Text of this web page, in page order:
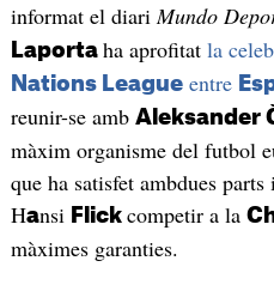
informat el diariMundo
Laporta ha aprofitat la
Nations Leagueentre
reunir-se amb Aleksander
màxim organisme del futbol
que ha satisfet ambdues
Hansi Flick competir a la
màximes garanties.